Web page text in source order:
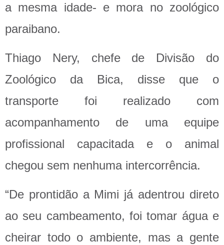
a mesma idade- e mora no zoológico
paraibano.
Thiago Nery, chefe de Divisão do
Zoológico da Bica, disse que o
transporte foi realizado com
acompanhamento de uma equipe
profissional capacitada e o animal
chegou sem nenhuma intercorrência.
“De prontidão a Mimi já adentrou direto
ao seu cambeamento, foi tomar água e
cheirar todo o ambiente, mas a gente